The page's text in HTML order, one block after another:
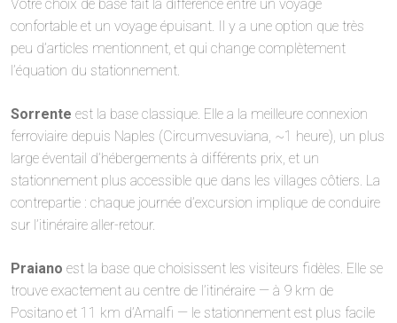
Votre choix de base fait la différence entre un voyage
confortable et un voyage épuisant. Il y a une option que très
peu d’articles mentionnent, et qui change complètement
l’équation du stationnement.
Sorrente est la base classique. Elle a la meilleure connexion
ferroviaire depuis Naples (Circumvesuviana, ~1 heure), un plus
large éventail d’hébergements à différents prix, et un
stationnement plus accessible que dans les villages côtiers. La
contrepartie : chaque journée d’excursion implique de conduire
sur l’itinéraire aller-retour.
Praiano est la base que choisissent les visiteurs fidèles. Elle se
trouve exactement au centre de l’itinéraire — à 9 km de
Positano et 11 km d’Amalfi — le stationnement est plus facile